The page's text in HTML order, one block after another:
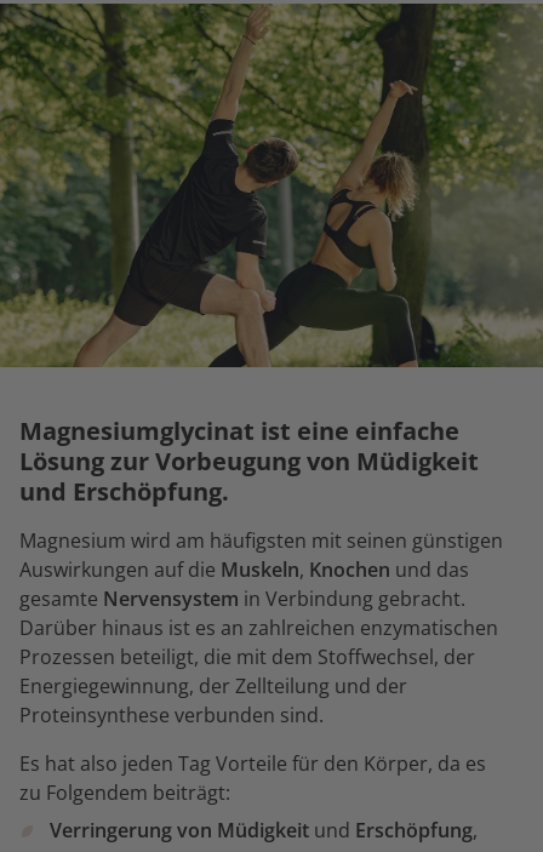
Magnesiumglycinat ist eine einfache
Lösung zur Vorbeugung von Müdigkeit
und Erschöpfung.
Magnesium wird am häufigsten mit seinen günstigen
Auswirkungen auf die Muskeln, Knochen und das
gesamte Nervensystem in Verbindung gebracht.
Darüber hinaus ist es an zahlreichen enzymatischen
Prozessen beteiligt, die mit dem Stoffwechsel, der
Energiegewinnung, der Zellteilung und der
Proteinsynthese verbunden sind.
Es hat also jeden Tag Vorteile für den Körper, da es
zu Folgendem beiträgt:
Verringerung von Müdigkeit und Erschöpfung,